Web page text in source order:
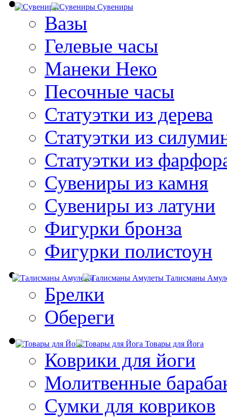
Сувениры
Вазы
Гелевые часы
Манеки Неко
Песочные часы
Статуэтки из дерева
Статуэтки из
Статуэтки из
Сувениры из камня
Сувениры из латуни
Фигурки бронза
Фигурки полистоун
Талисманы
Брелки
Обереги
Товары для Йога
Коврики для йоги
Молитвенные
Сумки для ковриков